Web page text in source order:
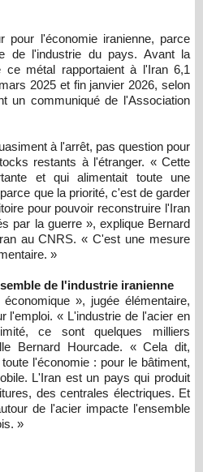
pour l'économie iranienne, parce
de l'industrie du pays. Avant la
ce métal rapportaient à l'Iran 6,1
2025 et fin janvier 2026, selon
un communiqué de l'Association
à l'arrêt, pas question pour
restants à l'étranger. « Cette
et qui alimentait toute une
que la priorité, c'est de garder
pour pouvoir reconstruire l'Iran
par la guerre », explique Bernard
au CNRS. « C'est une mesure
»
de l'industrie iranienne
», jugée élémentaire,
l'emploi. « L'industrie de l'acier en
ce sont quelques milliers
Bernard Hourcade. « Cela dit,
l'économie : pour le bâtiment,
L'Iran est un pays qui produit
des centrales électriques. Et
de l'acier impacte l'ensemble
»